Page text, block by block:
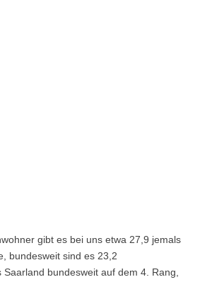
gibt es bei uns etwa 27,9 jemals
bundesweit sind es 23,2
Saarland bundesweit auf dem 4. Rang,